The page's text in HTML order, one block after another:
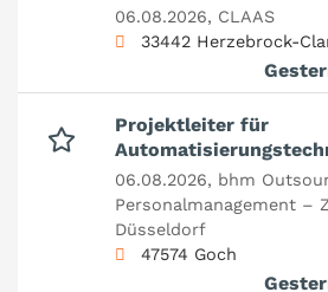
06.08.2026, CLAAS
33442 Herzebrock-
Projektleiter für
06.08.2026, bhm
Personalmanagement –
Düsseldorf
47574 Goch